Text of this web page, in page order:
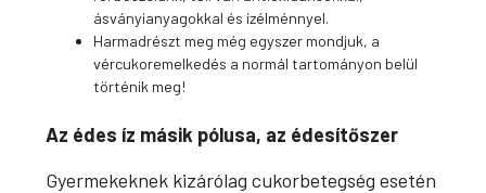
ásványianyagokkal és ízélménnyel.
Harmadrészt meg még egyszer mondjuk, a
vércukoremelkedés a normál tartományon belül
történik meg!
Az édes íz másik pólusa, az édesítőszer
Gyermekeknek kizárólag cukorbetegség esetén